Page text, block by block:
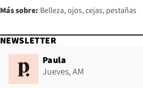
Más sobre: Belleza ojos cejas pestañas
NEWSLETTER
Paula
Jueves, AM